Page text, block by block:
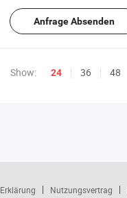
Anfrage Absenden
Show: 24 36 48
Erklärung Nutzungsvertrag